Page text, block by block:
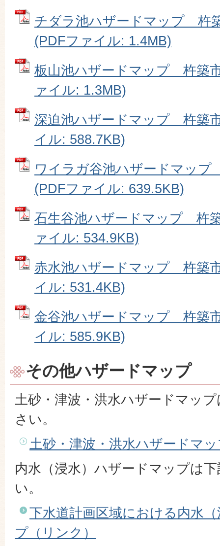
チダラ池ハザードマップ 杵
(PDFファイル: 1.4MB)
板山池ハザードマップ 杵築
ァイル: 1.3MB)
深迫池ハザードマップ 杵築
イル: 588.7KB)
ワイラガ谷池ハザードマッ
(PDFファイル: 639.5KB)
石生谷池ハザードマップ 杵
ァイル: 534.9KB)
赤水池ハザードマップ 杵築
イル: 531.4KB)
金谷池ハザードマップ 杵築
イル: 585.9KB)
その他ハザードマップ
土砂・津波・洪水ハザードマッ
さい。
土砂・津波・洪水ハザードマ
内水（浸水）ハザードマップは
い。
下水道計画区域における内水
プ（リンク）